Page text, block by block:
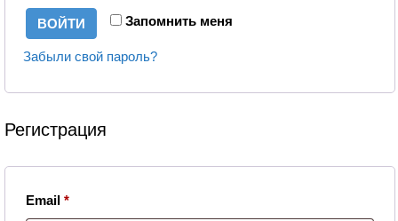
Запомнить меня
ВОЙТИ
Забыли свой пароль?
Регистрация
Email *Обязательно